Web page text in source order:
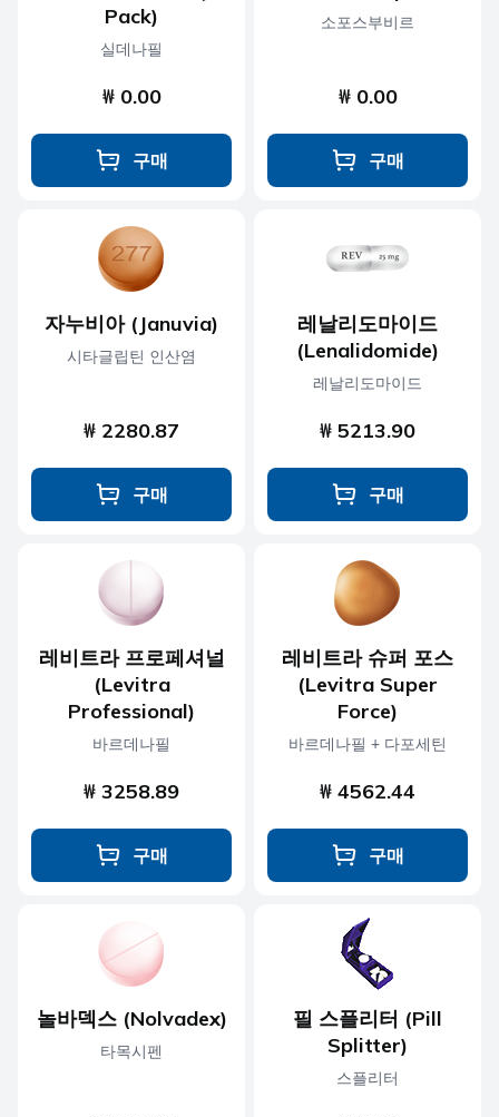
Pack)
실데나필
₩ 0.00
구매
소포스부비르
₩ 0.00
구매
자누비아 (Januvia)
시타글립틴 인산염
₩ 2280.87
구매
레날리도마이드
(Lenalidomide)
레날리도마이드
₩ 5213.90
구매
레비트라 프로페셔널
(Levitra
Professional)
바르데나필
₩ 3258.89
구매
레비트라 슈퍼 포스
(Levitra Super
Force)
바르데나필 + 다포세틴
₩ 4562.44
구매
놀바덱스 (Nolvadex)
타목시펜
필 스플리터 (Pill
Splitter)
스플리터